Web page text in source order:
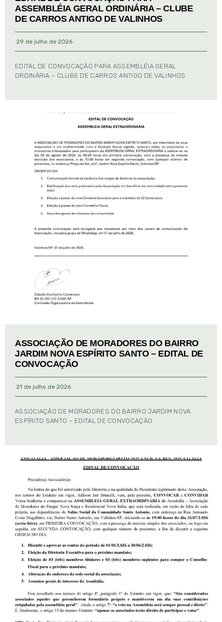
ASSEMBLÉIA GERAL ORDINÁRIA – CLUBE
DE CARROS ANTIGO DE VALINHOS
29 de julho de 2026
EDITAL DE CONVOCAÇÃO PARA ASSEMBLÉIA GERAL
ORDINÁRIA – CLUBE DE CARROS ANTIGO DE VALINHOS
ASSOCIAÇÃO DE MORADORES DO BAIRRO
JARDIM NOVA ESPÍRITO SANTO – EDITAL DE
CONVOCAÇÃO
21 de julho de 2026
ASSOCIAÇÃO DE MORADORES DO BAIRRO JARDIM NOVA
ESPÍRITO SANTO – EDITAL DE CONVOCAÇÃO